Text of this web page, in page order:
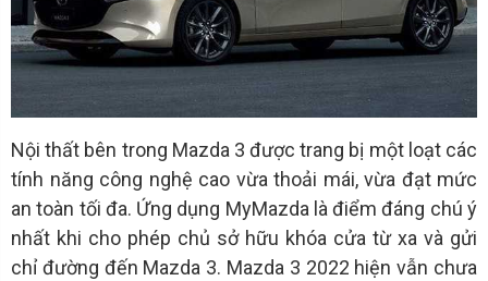
Nội thất bên trong Mazda 3 được trang bị một loạt các
tính năng công nghệ cao vừa thoải mái, vừa đạt mức
an toàn tối đa. Ứng dụng MyMazda là điểm đáng chú ý
nhất khi cho phép chủ sở hữu khóa cửa từ xa và gửi
chỉ đường đến Mazda 3. Mazda 3 2022 hiện vẫn chưa